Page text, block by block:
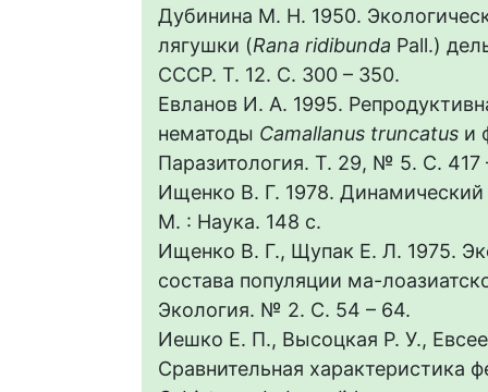
Дубинина М. Н. 1950.
лягушки (Rana ridibunda Pall.)
СССР. Т. 12. C. 300 – 350.
Евланов И. А. 1995.
нематоды Сamallanus truncatus и
Паразитология. Т. 29, № 5. C. 417
Ищенко В. Г. 1978.
М. : Наука. 148 с.
Ищенко В. Г., Щупак Е. Л. 1975.
состава популяции ма-
Экология. № 2. С. 54 – 64.
Иешко Е. П., Высоцкая Р. У.,
Сравнительная характеристика